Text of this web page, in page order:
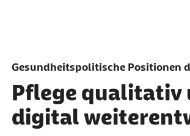
Gesundheitspolitische Positionen
Pflege qualitativ
digital